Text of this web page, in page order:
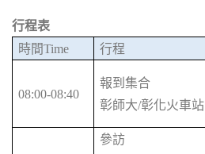
行程表
時間Time
行程
08:00-08:40
報到集合
彰師大/彰化火車站
參訪